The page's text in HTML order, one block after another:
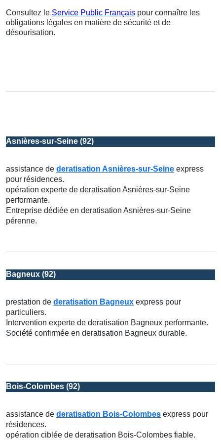
Consultez le Service Public Français pour connaître les
obligations légales en matière de sécurité et de
désourisation.
Asnières-sur-Seine (92)
assistance de deratisation Asnières-sur-Seine express
pour résidences.
opération experte de deratisation Asnières-sur-Seine
performante.
Entreprise dédiée en deratisation Asnières-sur-Seine
pérenne.
Bagneux (92)
prestation de deratisation Bagneux express pour
particuliers.
Intervention experte de deratisation Bagneux performante.
Société confirmée en deratisation Bagneux durable.
Bois-Colombes (92)
assistance de deratisation Bois-Colombes express pour
résidences.
opération ciblée de deratisation Bois-Colombes fiable.